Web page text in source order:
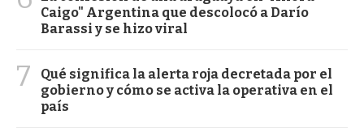
Caigo" Argentina que descolocó a Darío
Barassi y se hizo viral
7
Qué significa la alerta roja decretada por el
gobierno y cómo se activa la operativa en el
país